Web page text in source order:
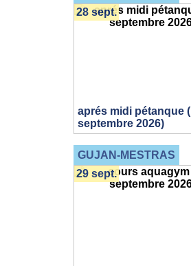
aprés midi pétanque
septembre 2026)
28 sept.
GUJAN-MESTRAS
29 sept.